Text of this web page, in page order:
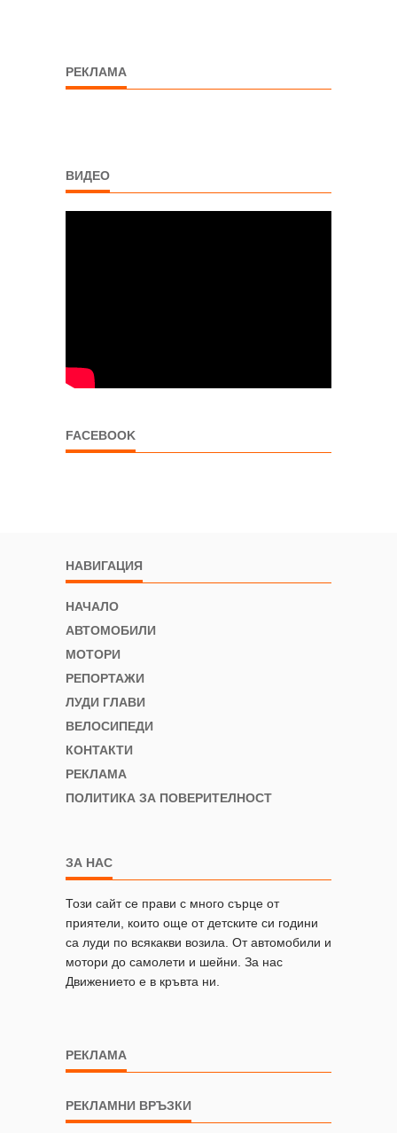
РЕКЛАМА
ВИДЕО
FACEBOOK
НАВИГАЦИЯ
НАЧАЛО
АВТОМОБИЛИ
МОТОРИ
РЕПОРТАЖИ
ЛУДИ ГЛАВИ
ВЕЛОСИПЕДИ
КОНТАКТИ
РЕКЛАМА
ПОЛИТИКА ЗА ПОВЕРИТЕЛНОСТ
ЗА НАС
Този сайт се прави с много сърце от
приятели, които още от детските си години
са луди по всякакви возила. От автомобили и
мотори до самолети и шейни. За нас
Движението е в кръвта ни.
РЕКЛАМА
РЕКЛАМНИ ВРЪЗКИ